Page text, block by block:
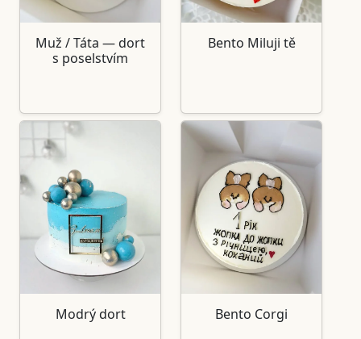
Muž / Táta — dort
s poselstvím
Bento Miluji tě
Modrý dort Bento Corgi